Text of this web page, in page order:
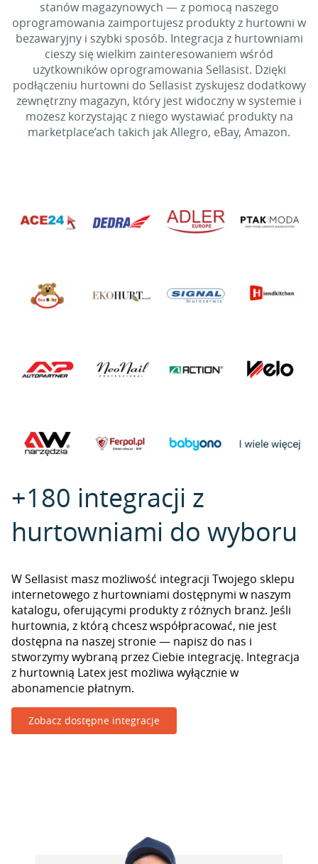
stanów magazynowych — z pomocą naszego
oprogramowania zaimportujesz produkty z hurtowni w
bezawaryjny i szybki sposób. Integracja z hurtowniami
cieszy się wielkim zainteresowaniem wśród
użytkowników oprogramowania Sellasist. Dzięki
podłączeniu hurtowni do Sellasist zyskujesz dodatkowy
zewnętrzny magazyn, który jest widoczny w systemie i
możesz korzystając z niego wystawiać produkty na
marketplace’ach takich jak Allegro, eBay, Amazon.
+180 integracji z
hurtowniami do wyboru
W Sellasist masz możliwość integracji Twojego sklepu
internetowego z hurtowniami dostępnymi w naszym
katalogu, oferującymi produkty z różnych branż. Jeśli
hurtownia, z którą chcesz współpracować, nie jest
dostępna na naszej stronie — napisz do nas i
stworzymy wybraną przez Ciebie integrację. Integracja
z hurtownią Latex jest możliwa wyłącznie w
abonamencie płatnym.
Zobacz dostępne integracje